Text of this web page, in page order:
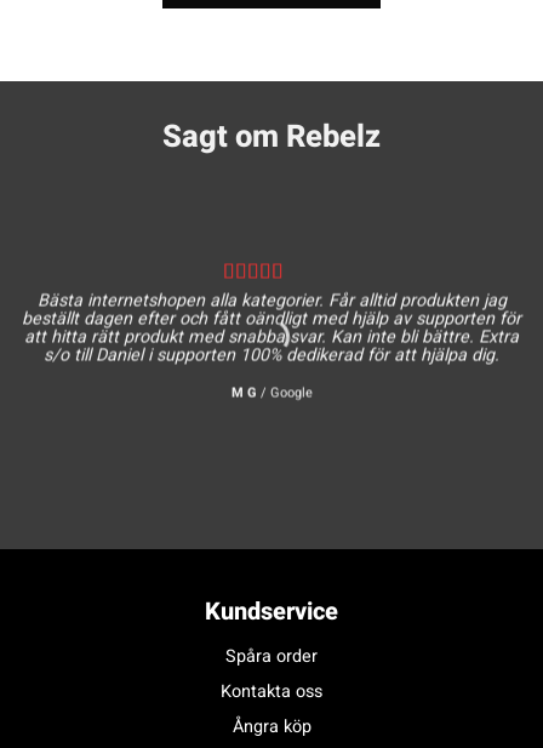
Sagt om Rebelz
Bästa internetshopen alla kategorier. Får alltid produkten jag
beställt dagen efter och fått oändligt med hjälp av supporten för
att hitta rätt produkt med snabba svar. Kan inte bli bättre. Extra
s/o till Daniel i supporten 100% dedikerad för att hjälpa dig.
M G / Google
Kundservice
Spåra order
Kontakta oss
Ångra köp